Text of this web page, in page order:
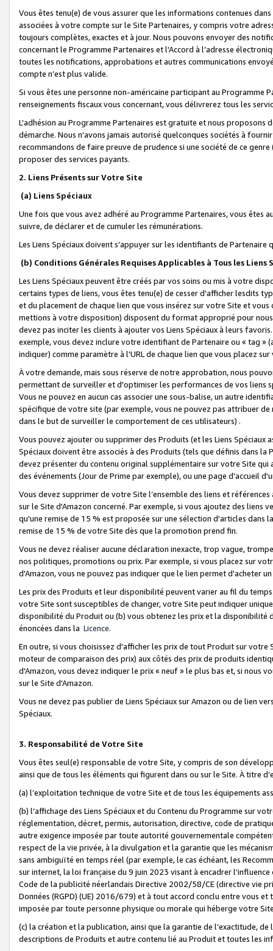
Vous êtes tenu(e) de vous assurer que les informations contenues
associées à votre compte sur le Site Partenaires, y compris votre
toujours complètes, exactes et à jour. Nous pouvons envoyer des
concernant le Programme Partenaires et l'Accord à l’adresse
toutes les notifications, approbations et autres communications
compte n’est plus valide.
Si vous êtes une personne non-américaine participant au
renseignements fiscaux vous concernant, vous délivrerez tous les
L'adhésion au Programme Partenaires est gratuite et nous proposons
démarche. Nous n'avons jamais autorisé quelconques sociétés à
recommandons de faire preuve de prudence si une société de ce
proposer des services payants.
2. Liens Présents sur Votre Site
(a) Liens Spéciaux
Une fois que vous avez adhéré au Programme Partenaires, vous êtes
suivre, de déclarer et de cumuler les rémunérations.
Les Liens Spéciaux doivent s'appuyer sur les identifiants de Partenaire
(b) Conditions Générales Requises Applicables à Tous les Liens
Les Liens Spéciaux peuvent être créés par vos soins ou mis à votre
certains types de liens, vous êtes tenu(e) de cesser d'afficher lesdits
et du placement de chaque lien que vous insérez sur votre Site et
mettions à votre disposition) disposent du format approprié pour
devez pas inciter les clients à ajouter vos Liens Spéciaux à leurs
exemple, vous devez inclure votre identifiant de Partenaire ou « tag
indiquer) comme paramètre à l'URL de chaque lien que vous placez
À votre demande, mais sous réserve de notre approbation, nous
permettant de surveiller et d'optimiser les performances de vos liens
Vous ne pouvez en aucun cas associer une sous-balise, un autre
spécifique de votre site (par exemple, vous ne pouvez pas attribuer
dans le but de surveiller le comportement de ces utilisateurs) .
Vous pouvez ajouter ou supprimer des Produits (et les Liens
Spéciaux doivent être associés à des Produits (tels que définis dans
devez présenter du contenu original supplémentaire sur votre Site qui
des événements (Jour de Prime par exemple), ou une page d'accueil
Vous devez supprimer de votre Site l’ensemble des liens et
sur le Site d'Amazon concerné. Par exemple, si vous ajoutez des
qu'une remise de 15 % est proposée sur une sélection d'articles
remise de 15 % de votre Site dès que la promotion prend fin.
Vous ne devez réaliser aucune déclaration inexacte, trop vague,
nos politiques, promotions ou prix. Par exemple, si vous placez sur
d'Amazon, vous ne pouvez pas indiquer que le lien permet d'acheter
Les prix des Produits et leur disponibilité peuvent varier au fil du
votre Site sont susceptibles de changer, votre Site peut indiquer
disponibilité du Produit ou (b) vous obtenez les prix et la disponibilité
énoncées dans la Licence.
En outre, si vous choisissez d'afficher les prix de tout Produit sur
moteur de comparaison des prix) aux côtés des prix de produits
d'Amazon, vous devez indiquer le prix « neuf » le plus bas et, si nous
sur le Site d'Amazon.
Vous ne devez pas publier de Liens Spéciaux sur Amazon ou de lien
Spéciaux.
3. Responsabilité de Votre Site
Vous êtes seul(e) responsable de votre Site, y compris de son
ainsi que de tous les éléments qui figurent dans ou sur le Site. À titre
(a) l’exploitation technique de votre Site et de tous les équipements
(b) l’affichage des Liens Spéciaux et du Contenu du Programme sur
réglementation, décret, permis, autorisation, directive, code de
autre exigence imposée par toute autorité gouvernementale
respect de la vie privée, à la divulgation et la garantie que les
sans ambiguïté en temps réel (par exemple, le cas échéant, les
sur internet, la loi française du 9 juin 2023 visant à encadrer
Code de la publicité néerlandais Directive 2002/58/CE (directive vie
Données (RGPD) (UE) 2016/679) et à tout accord conclu entre vous
imposée par toute personne physique ou morale qui héberge votre
(c) la création et la publication, ainsi que la garantie de l’exactitude,
descriptions de Produits et autre contenu lié au Produit et toutes les